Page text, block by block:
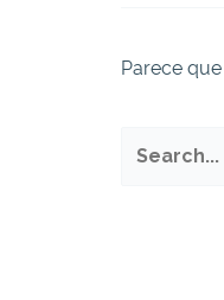
Parece
por: